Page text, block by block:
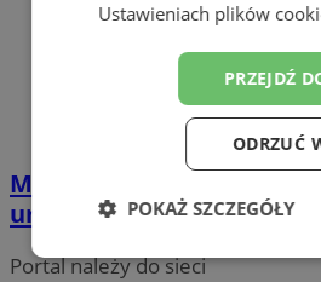
Magiczne noclegi nad
urok Doliny Charlotty
Portal należy do sieci
Ustawieniach plików
PRZEJDŹ
ODRZUĆ
POKAŻ SZCZEGÓŁY
Niezbędne